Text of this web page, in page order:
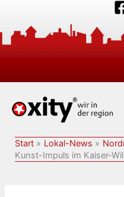
springen
Start Lokal-News
Kunst-Impuls im Kaiser-